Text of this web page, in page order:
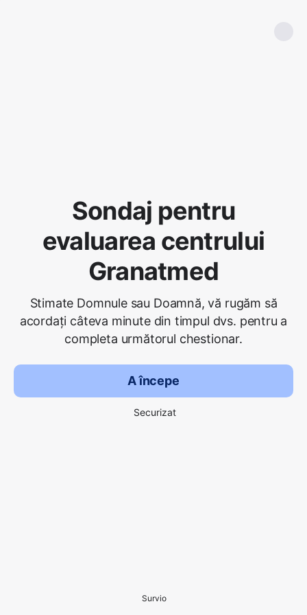
Sondaj pentru
evaluarea centrului
Granatmed
Stimate Domnule sau Doamnă, vă rugăm să
acordați câteva minute din timpul dvs. pentru a
completa următorul chestionar.
A începe
Securizat
Survio